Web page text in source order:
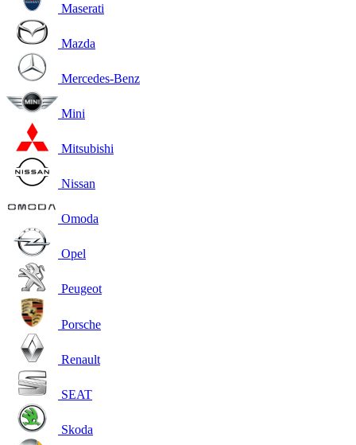
Maserati
Mazda
Mercedes-Benz
Mini
Mitsubishi
Nissan
Omoda
Opel
Peugeot
Porsche
Renault
SEAT
Skoda